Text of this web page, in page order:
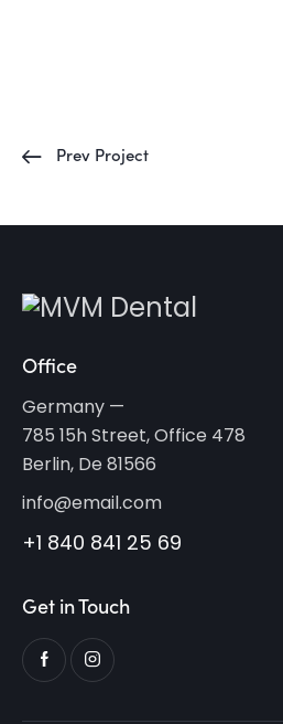
Prev Project
Office
Germany —
785 15h Street, Office 478
Berlin, De 81566
info@email.com
+1 840 841 25 69
Get in Touch